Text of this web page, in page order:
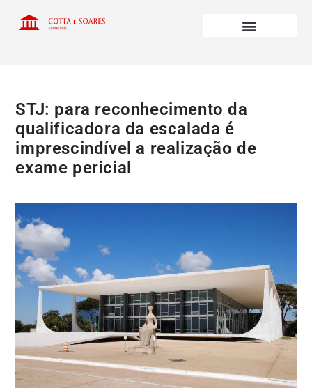
STJ: para reconhecimento da
qualificadora da escalada é
imprescindível a realização de
exame pericial